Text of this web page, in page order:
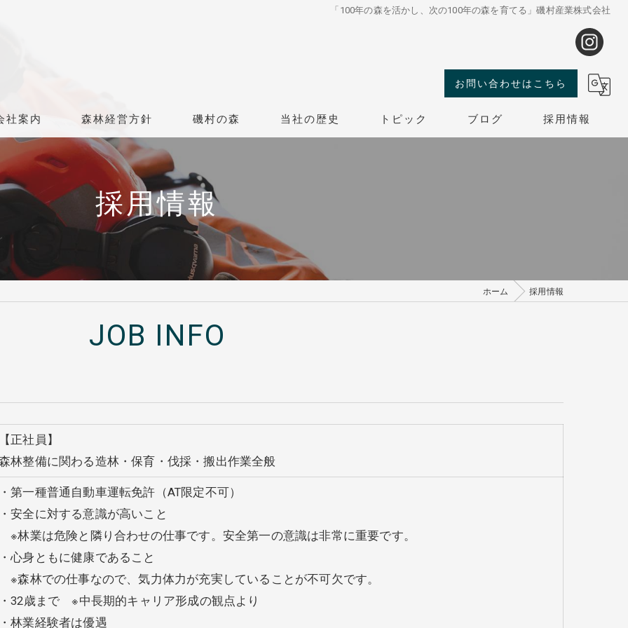
「100年の森を活かし、次の100年の森を育てる」磯村産業株式会社
お問い合わせはこちら
社案内 森林経営方針 磯村の森 当社の歴史 トピック ブログ 採用情報
採用情報
ホーム 採用情報
JOB INFO
正社員】
林整備に関わる造林・保育・伐採・搬出作業全般
第一種普通自動車運転免許（AT限定不可）
安全に対する意識が高いこと
林業は危険と隣り合わせの仕事です。安全第一の意識は非常に重要です。
心身ともに健康であること
森林での仕事なので、気力体力が充実していることが不可欠です。
32歳まで ※中長期的キャリア形成の観点より
林業経験者は優遇